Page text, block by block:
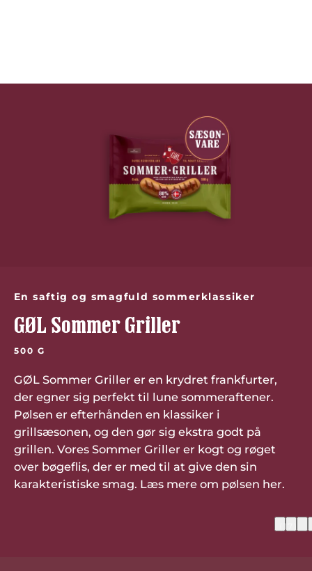
En saftig og smagfuld sommerklassiker
GØL Sommer Griller
500 G
GØL Sommer Griller er en krydret frankfurter,
der egner sig perfekt til lune sommeraftener.
Pølsen er efterhånden en klassiker i
grillsæsonen, og den gør sig ekstra godt på
grillen. Vores Sommer Griller er kogt og røget
over bøgeflis, der er med til at give den sin
karakteristiske smag. Læs mere om pølsen her.
(17)